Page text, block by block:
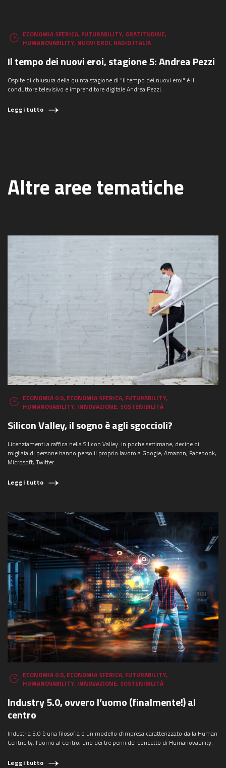
ECONOMIA SFERICA, FUTURABILITY, GRATITUDINE,
HUMANOVABILITY, NUOVI EROI, RADIO ITALIA
Il tempo dei nuovi eroi, stagione 5: Andrea Pezzi
Ospite di chiusura della quinta stagione di "Il tempo dei nuovi eroi" è il
conduttore televisivo e imprenditore digitale Andrea Pezzi.
Leggi tutto
Altre aree tematiche
ECONOMIA 0.0, ECONOMIA SFERICA, FUTURABILITY,
HUMANOVABILITY, INNOVAZIONE, SOSTENIBILITÀ
Silicon Valley, il sogno è agli sgoccioli?
Licenziamenti a raffica nella Silicon Valley: in poche settimane, decine di
migliaia di persone hanno perso il proprio lavoro a Google, Amazon, Facebook,
Microsoft, Twitter.
Leggi tutto
ECONOMIA 0.0, ECONOMIA SFERICA, FUTURABILITY,
HUMANOVABILITY, INNOVAZIONE, SOSTENIBILITÀ
Industry 5.0, ovvero l’uomo (finalmente!) al
centro
Industria 5.0 è una filosofia o un modello d’impresa caratterizzato dalla Human
Centricity, l’uomo al centro, uno dei tre perni del concetto di Humanovability.
Leggi tutto